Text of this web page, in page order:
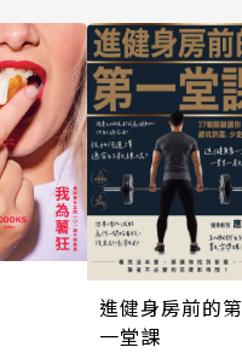
進健身房前的第
一堂課